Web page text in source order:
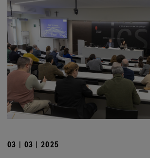
03 | 03 | 2025